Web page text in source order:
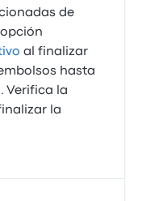
de
al finalizar
hasta
Verifica la
la